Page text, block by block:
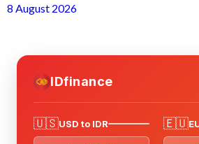
8 August 2026
IDfinance
🇺🇸USD to IDR 🇪🇺